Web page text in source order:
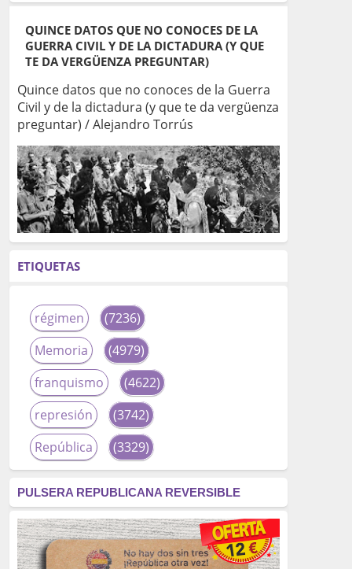
QUINCE DATOS QUE NO CONOCES DE LA
GUERRA CIVIL Y DE LA DICTADURA (Y QUE
TE DA VERGÜENZA PREGUNTAR)
Quince datos que no conoces de la Guerra
Civil y de la dictadura (y que te da vergüenza
preguntar) / Alejandro Torrús
ETIQUETAS
régimen
(7236)
Memoria
(4979)
franquismo
(4622)
represión
(3742)
República
(3329)
fascismo
(2677)
tardofranquismo
(2320)
PULSERA REPUBLICANA REVERSIBLE